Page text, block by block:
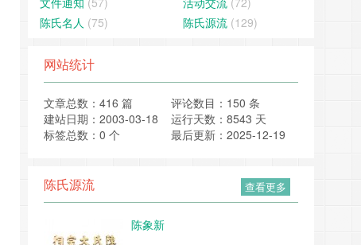
陈氏名人 (75) 陈氏源流 (129)
网站统计
文章总数：416 篇
评论数目：150 条
建站日期：2003-03-18
运行天数：8543 天
标签总数：0 个
最后更新：2025-12-19
查看更多
陈氏源流
陈象新